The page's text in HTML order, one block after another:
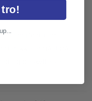
får du en